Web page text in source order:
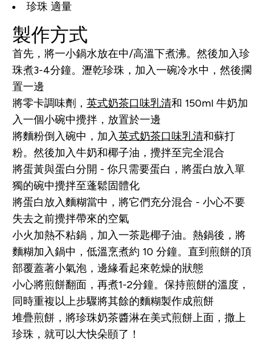
珍珠 適量
製作方式
首先，將一小鍋水放在中/高溫下煮沸。然後加入珍
珠煮3-4分鐘。瀝乾珍珠，加入一碗冷水中，然後擱
置一邊
將零卡調味劑， 英式奶茶口味乳清和 150ml 牛奶加
入一個小碗中攪拌，放置於一邊
將麵粉倒入碗中，加入英式奶茶口味乳清和蘇打
粉。然後加入牛奶和椰子油，攪拌至完全混合
將蛋黃與蛋白分開 - 你只需要蛋白，將蛋白放入單
獨的碗中攪拌至蓬鬆固體化
將蛋白放入麵糊當中，將它們充分混合 - 小心不要
失去之前攪拌帶來的空氣
小火加熱不粘鍋，加入一茶匙椰子油。熱鍋後，將
麵糊加入鍋中，低溫烹煮約 10 分鐘。直到煎餅的頂
部覆蓋著小氣泡，邊緣看起來乾燥的狀態
小心將煎餅翻面，再煮1-2分鐘。保持煎餅的溫度，
同時重複以上步驟將其餘的麵糊製作成煎餅
堆疊煎餅，將珍珠奶茶醬淋在美式煎餅上面，撒上
珍珠，就可以大快朵頤了！